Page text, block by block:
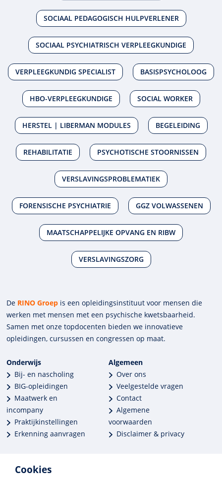
Cookies
SOCIAAL PEDAGOGISCH HULPVERLENER
SOCIAAL PSYCHIATRISCH VERPLEEGKUNDIGE
VERPLEEGKUNDIG SPECIALIST BASISPSYCHOLOOG
HBO-VERPLEEGKUNDIGE SOCIAL WORKER
HERSTEL | LIBERMAN MODULES BEGELEIDING
REHABILITATIE PSYCHOTISCHE STOORNISSEN
VERSLAVINGSPROBLEMATIEK
FORENSISCHE PSYCHIATRIE GGZ VOLWASSENEN
MAATSCHAPPELIJKE OPVANG EN RIBW
VERSLAVINGSZORG
De RINO Groep is een opleidings­insti­tuut voor mensen die
werken met mensen met een psychische kwets­baar­heid.
Samen met onze top­docenten bieden we innova­tieve
opleidingen, cursussen en congres­sen op maat.
Onderwijs
Bij- en nascholing
BIG-opleidingen
Maatwerk en
incompany
Praktijkinstellingen
Erkenning aanvragen
Algemeen
Over ons
Veelgestelde vragen
Contact
Algemene
voorwaarden
Disclaimer & privacy